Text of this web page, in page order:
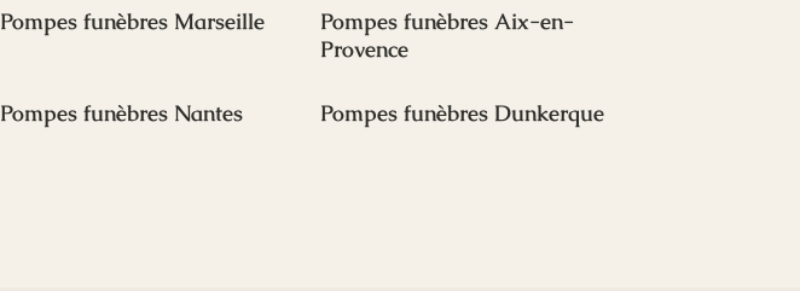
Pompes funèbres Marseille
Pompes funèbres Aix-en-
Provence
Pompes funèbres Nantes Pompes funèbres Dunkerque